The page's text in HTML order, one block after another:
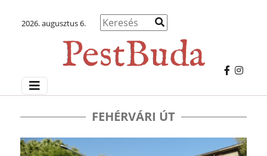
2026. augusztus 6.
FEHÉRVÁRI ÚT